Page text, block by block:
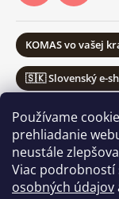
Používame
prehliadanie
neustále
Viac podrobností
osobných údajov
KOMAS vo vašej
🇸🇰 Slovenský e-
Obchodné